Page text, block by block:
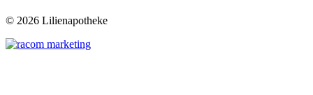
© 2026 Lilienapotheke